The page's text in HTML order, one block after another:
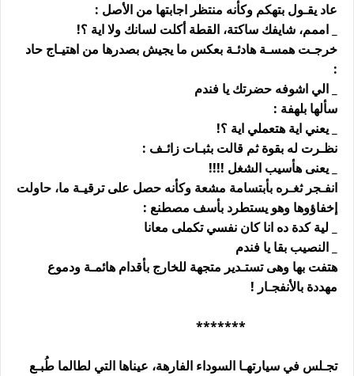
عاد يقـول بتهكم وكأنه منتظر اجابتها من الأصل :
_ اممم، شايفك ساكتة، القطة أكلت لسانك ولا اية ؟!
خرجـت همسـة هادئـة بعكس ما يجيش بصدرها من اهتيـاج حاد
:
_ الي اشوفه حضرتك يا فندم
سألها بلهفة :
_ يعني اية هتعملي اية ؟!
نظـرت له بقوة ثم قالت بثبـات زائـف :
_ يعنى هأسيب الشغل !!!!
انفـجر ثغـره بأبتسامة مشعة وكأنه حصل على ترقيـة ما، حاولت
إخفاؤوها وهو يستطرد بأسف مصطنع :
_ لية كدة ده انا كان نفسي تكملى معانا
_ النصيب بقا يا فندم
هتفت بها وهى تستـدير متجهة للخارج بأقدام هائمـة ودموع
مهددة بالأنفجـار !
*******
تجـلس في سيارتهـا السوداء الفارهة، عيناها التي لطالما طُبـع